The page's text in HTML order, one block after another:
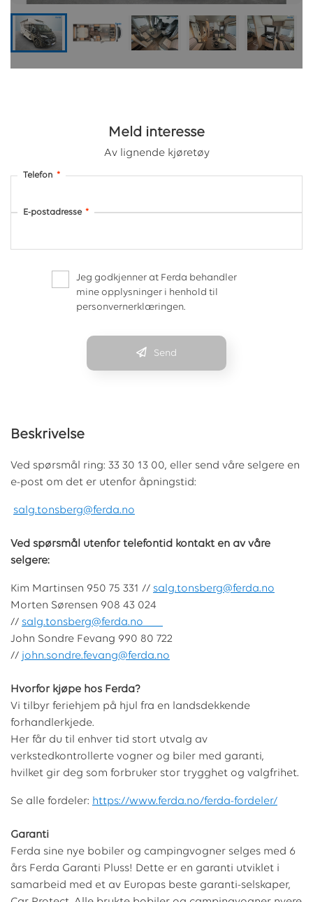
Meld interesse
Av lignende kjøretøy
Telefon *
E-postadresse *
Jeg godkjenner at Ferda behandler
mine opplysninger i henhold til
personvernerklæringen.
Send
Beskrivelse
Ved spørsmål ring: 33 30 13 00, eller send våre selgere en
e-post om det er utenfor åpningstid:
salg.tonsberg@ferda.no
Ved spørsmål utenfor telefontid kontakt en av våre
selgere:
Kim Martinsen 950 75 331 // salg.tonsberg@ferda.no
Morten Sørensen 908 43 024
// salg.tonsberg@ferda.no
John Sondre Fevang 990 80 722
// john.sondre.fevang@ferda.no
Hvorfor kjøpe hos Ferda?
Vi tilbyr feriehjem på hjul fra en landsdekkende
forhandlerkjede.
Her får du til enhver tid stort utvalg av
verkstedkontrollerte vogner og biler med garanti,
hvilket gir deg som forbruker stor trygghet og valgfrihet.
Se alle fordeler: https://www.ferda.no/ferda-fordeler/
Garanti
Ferda sine nye bobiler og campingvogner selges med 6
års Ferda Garanti Pluss! Dette er en garanti utviklet i
samarbeid med et av Europas beste garanti-selskaper,